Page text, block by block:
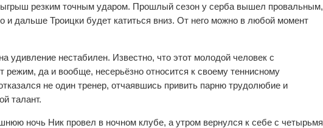
резким точным ударом. Прошлый сезон у серба вышел провальным,
и дальше Троицки будет катиться вниз. От него можно в любой момент
удивление нестабилен. Известно, что этот молодой человек с
режим, да и вообще, несерьёзно относится к своему теннисному
не один тренер, отчаявшись привить парню трудолюбие и
талант.
ночь Ник провел в ночном клубе, а утром вернулся к себе с четырьмя